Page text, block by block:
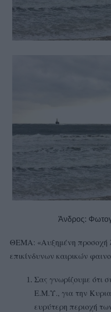
Άνδρος:
ΘΕΜΑ: «Αυξημένη προσοχή
επικίνδυνων καιρικών
Σας γνωρίζουμε ότι
Ε.Μ.Υ., για την
ευρύτερη περιοχή